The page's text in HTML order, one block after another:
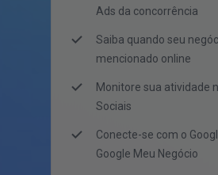
Ads da concorrência
Saiba quando seu
mencionado online
Monitore sua atividade
Sociais
Conecte-se com o
Google Meu Negócio